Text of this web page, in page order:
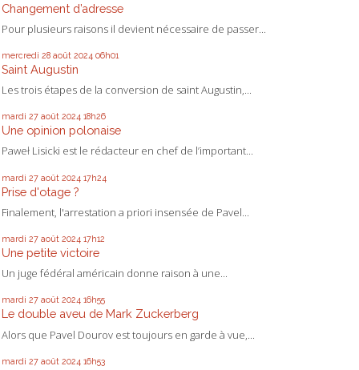
Changement d’adresse
Pour plusieurs raisons il devient nécessaire de passer...
mercredi 28 août 2024 06h01
Saint Augustin
Les trois étapes de la conversion de saint Augustin,...
mardi 27 août 2024 18h26
Une opinion polonaise
Paweł Lisicki est le rédacteur en chef de l’important...
mardi 27 août 2024 17h24
Prise d'otage ?
Finalement, l'arrestation a priori insensée de Pavel...
mardi 27 août 2024 17h12
Une petite victoire
Un juge fédéral américain donne raison à une...
mardi 27 août 2024 16h55
Le double aveu de Mark Zuckerberg
Alors que Pavel Dourov est toujours en garde à vue,...
mardi 27 août 2024 16h53